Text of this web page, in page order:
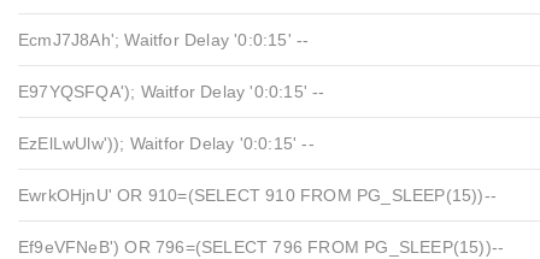
EcmJ7J8Ah'; Waitfor Delay '0:0:15' --
E97YQSFQA'); Waitfor Delay '0:0:15' --
EzElLwUlw')); Waitfor Delay '0:0:15' --
EwrkOHjnU' OR 910=(SELECT 910 FROM PG_SLEEP(15))--
Ef9eVFNeB') OR 796=(SELECT 796 FROM PG_SLEEP(15))--